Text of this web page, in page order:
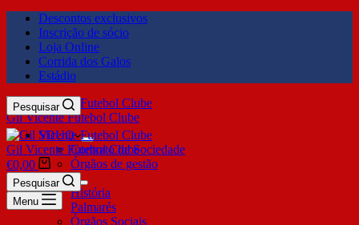
Descontos exclusivos
Inscrição de sócio
Loja Online
Corrida dos Galos
Estádio
Gil Vicente Futebol Clube
Pesquisar
SDUQ
Contrato de Sociedade
Órgãos de gestão
Clube
História
Palmarés
Órgãos Sociais
Gil Vicente Futebol Clube
€0,00
Pesquisar
Menu